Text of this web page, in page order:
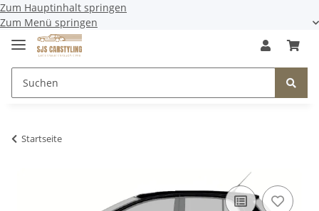
Zum Hauptinhalt springen
Zum Menü springen
Startseite